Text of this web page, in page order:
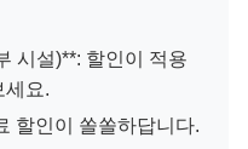
시설)**: 할인이 적용
세요.
할인이 쏠쏠하답니다.